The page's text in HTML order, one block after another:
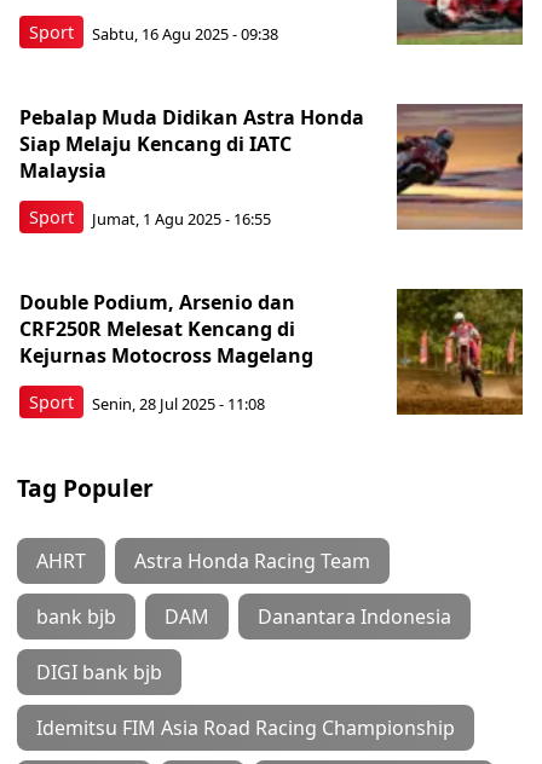
Sport Sabtu, 16 Agu 2025 - 09:38
Sport
Pebalap Muda Didikan Astra Honda
Siap Melaju Kencang di IATC
Malaysia
Jumat, 1 Agu 2025 - 16:55
Sport
Double Podium, Arsenio dan
CRF250R Melesat Kencang di
Kejurnas Motocross Magelang
Senin, 28 Jul 2025 - 11:08
Tag Populer
AHRT Astra Honda Racing Team
bank bjb DAM Danantara Indonesia
DIGI bank bjb
Idemitsu FIM Asia Road Racing Championship